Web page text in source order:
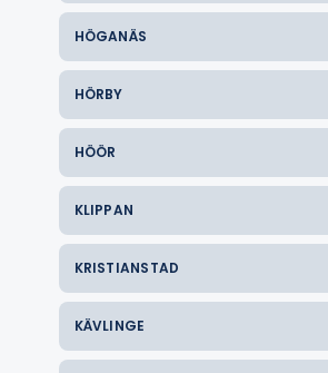
HÖGANÄS
HÖRBY
HÖÖR
KLIPPAN
KRISTIANSTAD
KÄVLINGE